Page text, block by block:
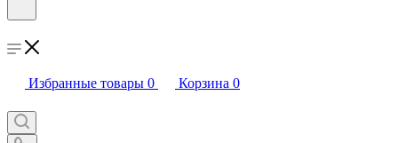
Избранные товары 0 Корзина 0